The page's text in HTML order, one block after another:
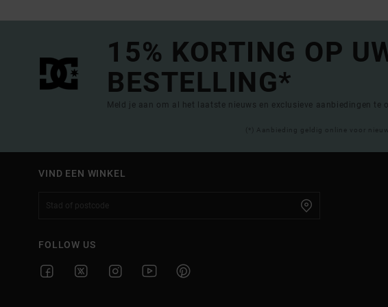
15% KORTING OP
BESTELLING*
Meld je aan om al het laatste nieuws en exclusieve aanbiedingen te
(*) Aanbieding geldig online voor
VIND EEN WINKEL
FOLLOW US